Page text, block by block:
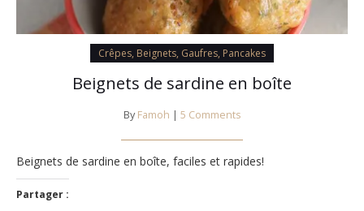
Crêpes, Beignets, Gaufres, Pancakes
Beignets de sardine en boîte
By Famoh | 5 Comments
Beignets de sardine en boîte, faciles et rapides!
Partager :